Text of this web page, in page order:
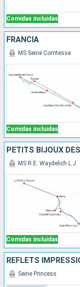
Comidas incluidas
FRANCIA
Comidas incluidas
MS Seine Comtesse
Comidas incluidas
MS R.E. Waydelich L.J
Seine Princess